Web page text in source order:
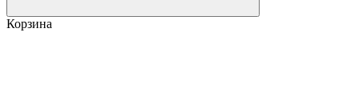
Корзина